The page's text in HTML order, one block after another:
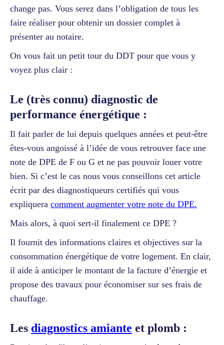
change pas. Vous serez dans l’obligation de tous les
faire réaliser pour obtenir un dossier complet à
présenter au notaire.
On vous fait un petit tour du DDT pour que vous y
voyez plus clair :
Le (très connu) diagnostic de
performance énergétique :
Il fait parler de lui depuis quelques années et peut-être
êtes-vous angoissé à l’idée de vous retrouver face une
note de DPE de F ou G et ne pas pouvoir louer votre
bien. Si c’est le cas nous vous conseillons cet article
écrit par des diagnostiqueurs certifiés qui vous
expliquera comment augmenter votre note du DPE.
Mais alors, à quoi sert-il finalement ce DPE ?
Il fournit des informations claires et objectives sur la
consommation énergétique de votre logement. En clair,
il aide à anticiper le montant de la facture d’énergie et
propose des travaux pour économiser sur ses frais de
chauffage.
Les diagnostics amiante et plomb :